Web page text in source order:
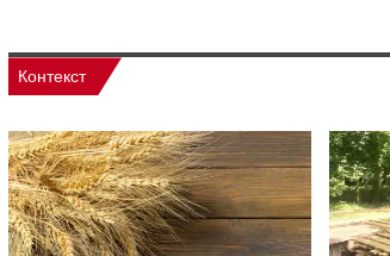
Контекст